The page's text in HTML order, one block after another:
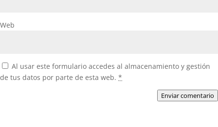
Web
Al usar este formulario accedes al almacenamiento y gestión
de tus datos por parte de esta web. *
Enviar comentario